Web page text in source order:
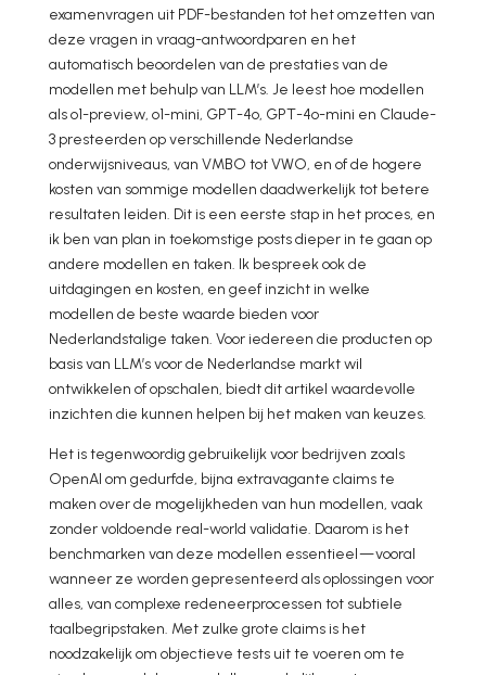
examenvragen uit PDF-bestanden tot het omzetten van
deze vragen in vraag-antwoordparen en het
automatisch beoordelen van de prestaties van de
modellen met behulp van LLM’s. Je leest hoe modellen
als o1-preview, o1-mini, GPT-4o, GPT-4o-mini en Claude-
3 presteerden op verschillende Nederlandse
onderwijsniveaus, van VMBO tot VWO, en of de hogere
kosten van sommige modellen daadwerkelijk tot betere
resultaten leiden. Dit is een eerste stap in het proces, en
ik ben van plan in toekomstige posts dieper in te gaan op
andere modellen en taken. Ik bespreek ook de
uitdagingen en kosten, en geef inzicht in welke
modellen de beste waarde bieden voor
Nederlandstalige taken. Voor iedereen die producten op
basis van LLM’s voor de Nederlandse markt wil
ontwikkelen of opschalen, biedt dit artikel waardevolle
inzichten die kunnen helpen bij het maken van keuzes.
Het is tegenwoordig gebruikelijk voor bedrijven zoals
OpenAI om gedurfde, bijna extravagante claims te
maken over de mogelijkheden van hun modellen, vaak
zonder voldoende real-world validatie. Daarom is het
benchmarken van deze modellen essentieel — vooral
wanneer ze worden gepresenteerd als oplossingen voor
alles, van complexe redeneerprocessen tot subtiele
taalbegripstaken. Met zulke grote claims is het
noodzakelijk om objectieve tests uit te voeren om te